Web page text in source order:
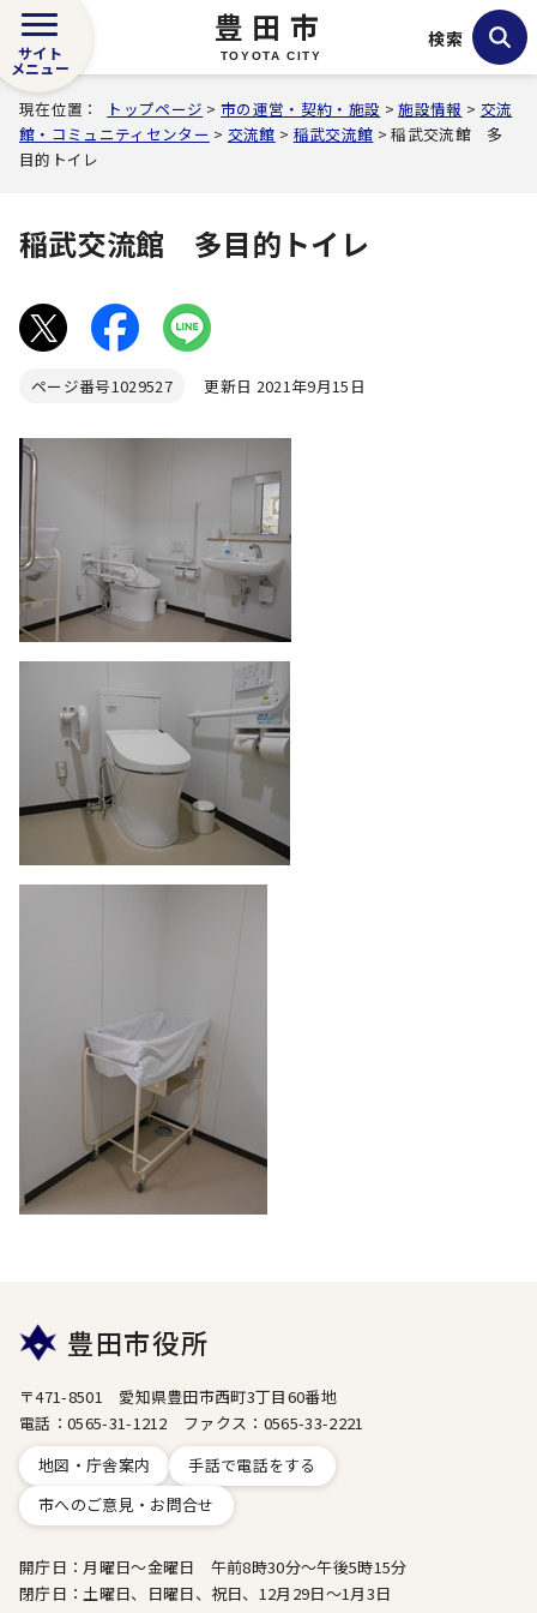
豊田市
TOYOTA CITY
サイト
メニュー
検索
現在位置： トップページ >市の運営・契約・施設 >施設情報 > 交流
館・コミュニティセンター > 交流館 > 稲武交流館 > 稲武交流館 多
目的トイレ
稲武交流館 多目的トイレ
ページ番号1029527 更新日 2021年9月15日
豊田市役所
〒471-8501 愛知県豊田市西町3丁目60番地
電話：0565-31-1212 ファクス：0565-33-2221
地図・庁舎案内
手話で電話をする
市へのご意見・お問合せ
開庁日：月曜日～金曜日 午前8時30分～午後5時15分
閉庁日：土曜日、日曜日、祝日、12月29日～1月3日